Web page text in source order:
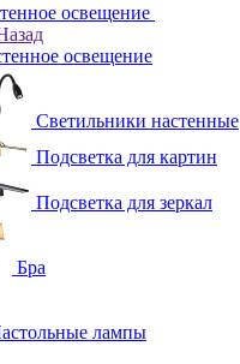
освещение
освещение
Светильники настенные
Подсветка для картин
Подсветка для зеркал
Бра
лампы